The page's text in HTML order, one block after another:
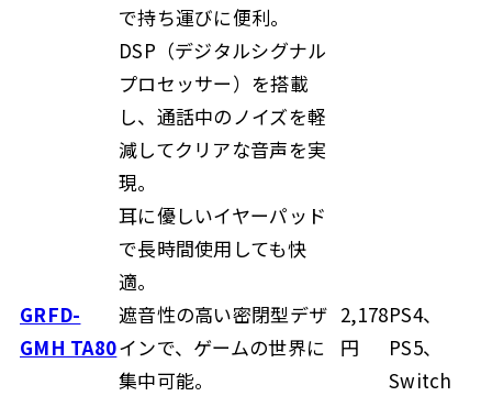
で持ち運びに便利。
DSP（デジタルシグナル
プロセッサー）を搭載
し、通話中のノイズを軽
減してクリアな音声を実
現。
耳に優しいイヤーパッド
で長時間使用しても快
適。
GRFD-
GMH TA80
遮音性の高い密閉型デザ
インで、ゲームの世界に
集中可能。
2,178
円
PS4、
PS5、
Switch